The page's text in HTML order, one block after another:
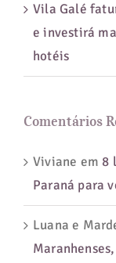
Vila Galé
e investirá
hotéis
Comentários
Viviane em 8
Paraná para
Luana e